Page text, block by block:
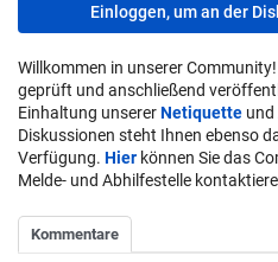
Einloggen, um an der
Willkommen in unserer
geprüft und anschließend
Einhaltung unsererNetiquette und
Diskussionen steht Ihnen ebenso
Verfügung. Hier können Sie das
Melde- und Abhilfestelle